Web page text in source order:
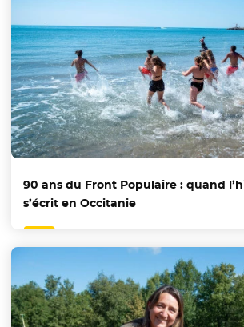
90 ans du Front Populaire : quand
s’écrit en Occitanie